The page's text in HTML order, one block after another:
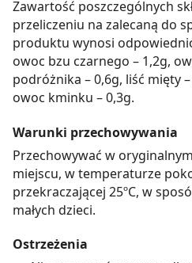
Zawartość poszczególnych
przeliczeniu na zalecaną do
produktu wynosi
owoc bzu czarnego – 1,2g,
podróżnika – 0,6g, liść mięty
owoc kminku – 0,3g.
Warunki przechowywania
Przechowywać w
miejscu, w temperaturze
przekraczającej 25ºC, w
małych dzieci.
Ostrzeżenia